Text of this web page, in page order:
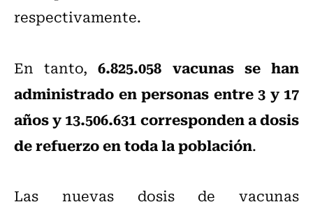
respectivamente.
En tanto,6.825.058 vacunas se han
administrado en personas entre 3 y 17
años y 13.506.631 corresponden a dosis
de refuerzo en toda la población.
Las nuevas dosis de vacunas